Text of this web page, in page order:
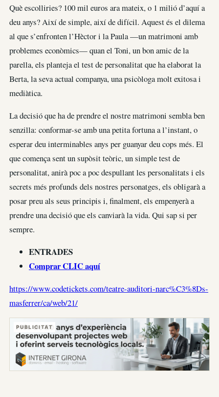
Què escolliries? 100 mil euros ara mateix, o 1 milió d’aquí a
deu anys? Així de simple, així de difícil. Aquest és el dilema
al que s’enfronten l’Hèctor i la Paula —un matrimoni amb
problemes econòmics— quan el Toni, un bon amic de la
parella, els planteja el test de personalitat que ha elaborat la
Berta, la seva actual companya, una psicòloga molt exitosa i
mediàtica.
La decisió que ha de prendre el nostre matrimoni sembla ben
senzilla: conformar-se amb una petita fortuna a l’instant, o
esperar deu interminables anys per guanyar deu cops més. El
que comença sent un supòsit teòric, un simple test de
personalitat, anirà poc a poc despullant les personalitats i els
secrets més profunds dels nostres personatges, els obligarà a
posar preu als seus principis i, finalment, els empenyerà a
prendre una decisió que els canviarà la vida. Qui sap si per
sempre.
ENTRADES
Comprar CLIC aquí
https://www.codetickets.com/teatre-auditori-narc%C3%8Ds-
masferrer/ca/web/21/
PUBLICITAT